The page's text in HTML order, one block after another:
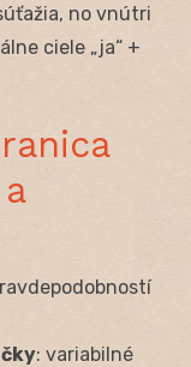
no vnútri
ciele „ja“ +
: variabilné